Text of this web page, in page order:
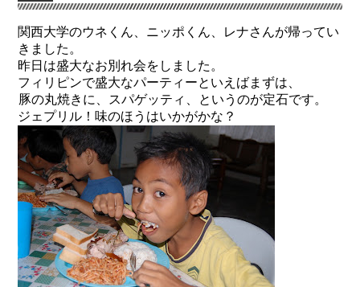
関西大学のウネくん、ニッポくん、レナさんが帰ってい
きました。
昨日は盛大なお別れ会をしました。
フィリピンで盛大なパーティーといえばまずは、
豚の丸焼きに、スパゲッティ、というのが定石です。
ジェプリル！味のほうはいかがかな？